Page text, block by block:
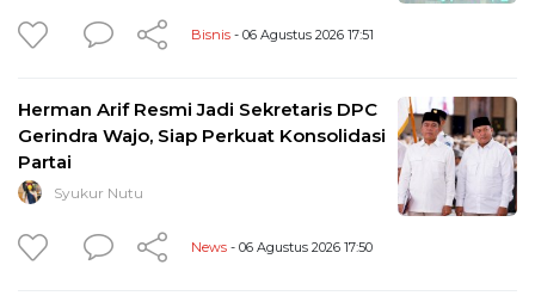
Bisnis - 06 Agustus 2026 17:51
Herman Arif Resmi Jadi Sekretaris DPC
Gerindra Wajo, Siap Perkuat Konsolidasi
Partai
Syukur Nutu
News - 06 Agustus 2026 17:50